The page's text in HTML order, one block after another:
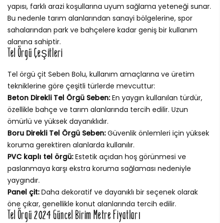
yapısı, farklı arazi koşullarına uyum sağlama yeteneği sunar.
Bu nedenle tarım alanlarından sanayi bölgelerine, spor
sahalarından park ve bahçelere kadar geniş bir kullanım
alanına sahiptir.
Tel Örgü Çeşitleri
Tel örgü çit Seben Bolu, kullanım amaçlarına ve üretim
tekniklerine göre çeşitli türlerde mevcuttur:
Beton Direkli Tel Örgü Seben:En yaygın kullanılan türdür,
özellikle bahçe ve tarım alanlarında tercih edilir. Uzun
ömürlü ve yüksek dayanıklıdır.
Boru Direkli Tel Örgü Seben:Güvenlik önlemleri için yüksek
koruma gerektiren alanlarda kullanılır.
PVC kaplı tel örgü:Estetik açıdan hoş görünmesi ve
paslanmaya karşı ekstra koruma sağlaması nedeniyle
yaygındır.
Panel çit:Daha dekoratif ve dayanıklı bir seçenek olarak
öne çıkar, genellikle konut alanlarında tercih edilir.
Tel Örgü 2024 Güncel Birim Metre Fiyatları